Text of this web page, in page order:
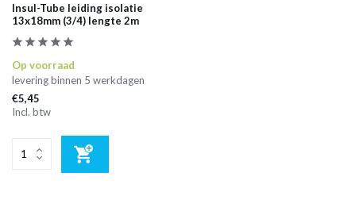
Insul-Tube leiding isolatie
13x18mm (3/4) lengte 2m
Op voorraad
levering binnen 5 werkdagen
€5,45
Incl. btw